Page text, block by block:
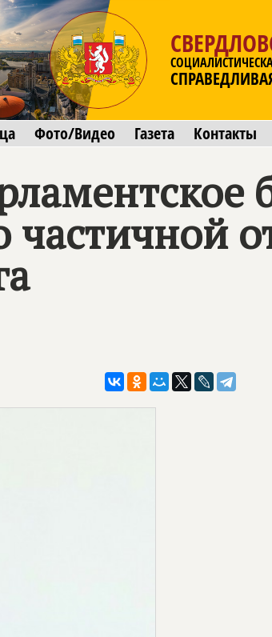
Фото/Видео Газета Контакты
частичной